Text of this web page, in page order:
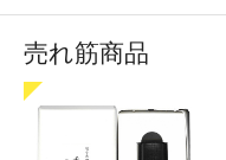
売れ筋商品